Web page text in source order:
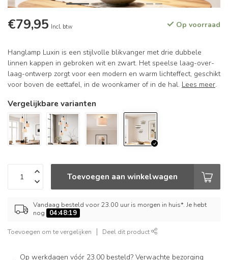
€79,95 Incl. btw Op voorraad
Hanglamp Luxin is een stijlvolle blikvanger met drie dubbele
linnen kappen in gebroken wit en zwart. Het speelse laag-over-
laag-ontwerp zorgt voor een modern en warm lichteffect, geschikt
voor boven de eettafel, in de woonkamer of in de hal. Lees meer.
Vergelijkbare varianten
Toevoegen aan winkelwagen
Vandaag besteld voor 23.00 uur is morgen in huis*. Je hebt
nog
04:48:19
Toevoegen om te vergelijken Deel dit product
Op werkdagen vóór 23.00 besteld? Verwachte bezorging